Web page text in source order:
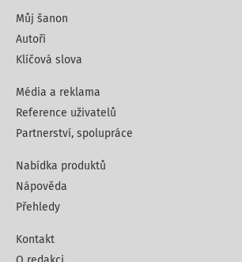
Můj šanon
Autoři
Klíčová slova
Média a reklama
Reference uživatelů
Partnerství, spolupráce
Nabídka produktů
Nápověda
Přehledy
Kontakt